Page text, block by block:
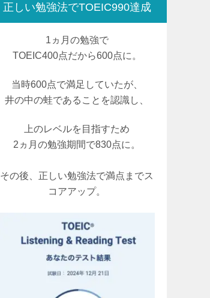
正しい勉強法でTOEIC990達成
1ヵ月の勉強で
TOEIC400点だから600点に。
当時600点で満足していたが、
井の中の蛙であることを認識し、
上のレベルを目指すため
2ヵ月の勉強期間で830点に。
その後、正しい勉強法で満点までス
コアアップ。